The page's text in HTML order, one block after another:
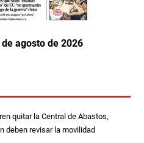
agosto de 2026
quitar la Central de Abastos,
deben revisar la movilidad